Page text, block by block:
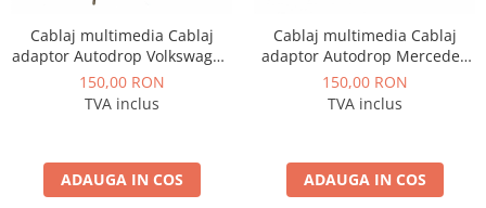
Conectică Skoda
Conectică Honda
Conectică Suzuki
Cablaj multimedia Cablaj
adaptor Autodrop Volkswagen
Touran (2004-2008) pentru
Navigații multimedia Android
150,00 RON
TVA inclus
ADAUGA IN COS
Cablaj multimedia Cablaj
adaptor Autodrop Mercedes
Benz Sprinter, Viano, Vito, A/B
Class, Crafter
150,00 RON
TVA inclus
ADAUGA IN COS